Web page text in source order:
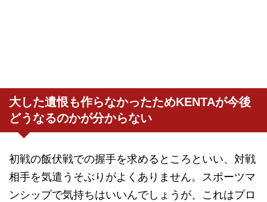
大した遺恨も作らなかったためKENTAが今後
どうなるのかが分からない
初戦の飯伏戦での握手を求めるところといい、対戦
相手を気遣うそぶりがよくありません。スポーツマ
ンシップで気持ちはいいんでしょうが、これはプロ